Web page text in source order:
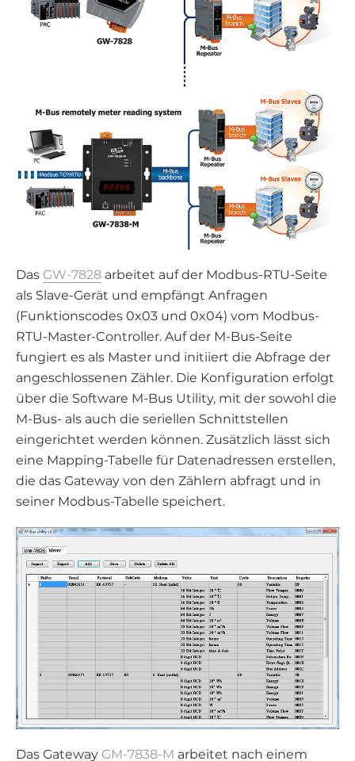
Das GW-7828 arbeitet auf der Modbus-RTU-Seite
als Slave-Gerät und empfängt Anfragen
(Funktionscodes 0x03 und 0x04) vom Modbus-
RTU-Master-Controller. Auf der M-Bus-Seite
fungiert es als Master und initiiert die Abfrage der
angeschlossenen Zähler. Die Konfiguration erfolgt
über die Software M-Bus Utility, mit der sowohl die
M-Bus- als auch die seriellen Schnittstellen
eingerichtet werden können. Zusätzlich lässt sich
eine Mapping-Tabelle für Datenadressen erstellen,
die das Gateway von den Zählern abfragt und in
seiner Modbus-Tabelle speichert.
Das Gateway GM-7838-M arbeitet nach einem